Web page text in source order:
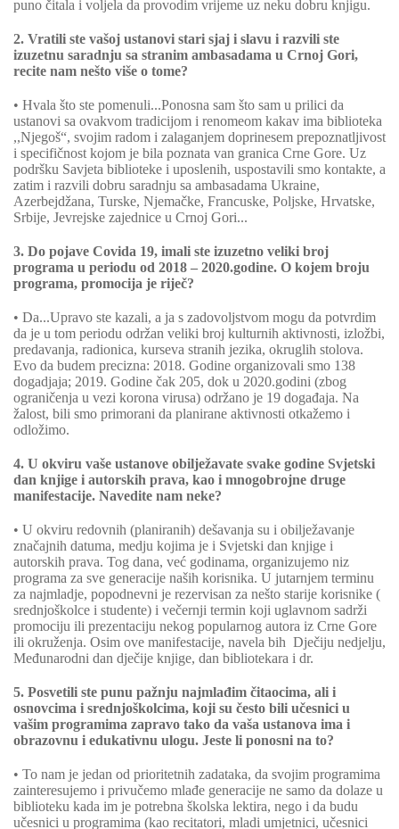
puno čitala i voljela da provodim vrijeme uz neku dobru knjigu.
2. Vratili ste vašoj ustanovi stari sjaj i slavu i razvili ste
izuzetnu saradnju sa stranim ambasadama u Crnoj Gori,
recite nam nešto više o tome?
• Hvala što ste pomenuli...Ponosna sam što sam u prilici da
ustanovi sa ovakvom tradicijom i renomeom kakav ima biblioteka
,,Njegoš“, svojim radom i zalaganjem doprinesem prepoznatljivost
i specifičnost kojom je bila poznata van granica Crne Gore. Uz
podršku Savjeta biblioteke i uposlenih, uspostavili smo kontakte, a
zatim i razvili dobru saradnju sa ambasadama Ukraine,
Azerbejdžana, Turske, Njemačke, Francuske, Poljske, Hrvatske,
Srbije, Jevrejske zajednice u Crnoj Gori...
3. Do pojave Covida 19, imali ste izuzetno veliki broj
programa u periodu od 2018 – 2020.godine. O kojem broju
programa, promocija je riječ?
• Da...Upravo ste kazali, a ja s zadovoljstvom mogu da potvrdim
da je u tom periodu održan veliki broj kulturnih aktivnosti, izložbi,
predavanja, radionica, kurseva stranih jezika, okruglih stolova.
Evo da budem precizna: 2018. Godine organizovali smo 138
dogadjaja; 2019. Godine čak 205, dok u 2020.godini (zbog
ograničenja u vezi korona virusa) održano je 19 događaja. Na
žalost, bili smo primorani da planirane aktivnosti otkažemo i
odložimo.
4. U okviru vaše ustanove obilježavate svake godine Svjetski
dan knjige i autorskih prava, kao i mnogobrojne druge
manifestacije. Navedite nam neke?
• U okviru redovnih (planiranih) dešavanja su i obilježavanje
značajnih datuma, medju kojima je i Svjetski dan knjige i
autorskih prava. Tog dana, već godinama, organizujemo niz
programa za sve generacije naših korisnika. U jutarnjem terminu
za najmladje, popodnevni je rezervisan za nešto starije korisnike (
srednjoškolce i studente) i večernji termin koji uglavnom sadrži
promociju ili prezentaciju nekog popularnog autora iz Crne Gore
ili okruženja. Osim ove manifestacije, navela bih Dječiju nedjelju,
Međunarodni dan dječije knjige, dan bibliotekara i dr.
5. Posvetili ste punu pažnju najmlađim čitaocima, ali i
osnovcima i srednjoškolcima, koji su često bili učesnici u
vašim programima zapravo tako da vaša ustanova ima i
obrazovnu i edukativnu ulogu. Jeste li ponosni na to?
• To nam je jedan od prioritetnih zadataka, da svojim programima
zainteresujemo i privučemo mlađe generacije ne samo da dolaze u
biblioteku kada im je potrebna školska lektira, nego i da budu
učesnici u programima (kao recitatori, mladi umjetnici, učesnici